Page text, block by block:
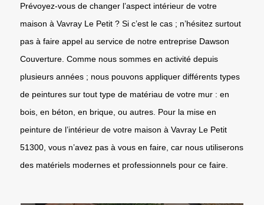
Prévoyez-vous de changer l’aspect intérieur de votre
maison à Vavray Le Petit ? Si c’est le cas ; n’hésitez surtout
pas à faire appel au service de notre entreprise Dawson
Couverture. Comme nous sommes en activité depuis
plusieurs années ; nous pouvons appliquer différents types
de peintures sur tout type de matériau de votre mur : en
bois, en béton, en brique, ou autres. Pour la mise en
peinture de l’intérieur de votre maison à Vavray Le Petit
51300, vous n’avez pas à vous en faire, car nous utiliserons
des matériels modernes et professionnels pour ce faire.